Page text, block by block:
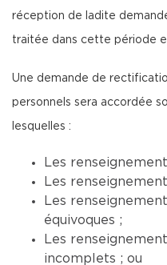
réception de ladite
traitée dans cette période
Une demande de
personnels sera accordée
lesquelles :
Les
Les
Les
équivoques ;
Les
incomplets ; ou